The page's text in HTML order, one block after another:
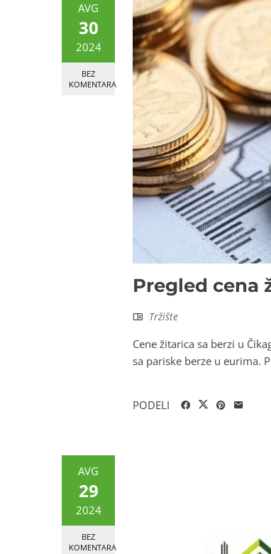
AVG
30
2024
BEZ
KOMENTARA
Pregled cena
Tržište
Cene žitarica sa berzi u
sa pariske berze u eurima.
PODELI
AVG
29
2024
BEZ
KOMENTARA